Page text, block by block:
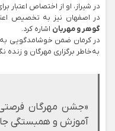
در شیراز، او از اختصاص اعتبار
در اصفهان نیز به تخصیص
گوهر و مهربان اشاره کرد.
در کرمان ضمن خوشامدگویی
به‌خاطر برگزاری مهرگان و
«جشن مهرگان
آموزش و همبستگی